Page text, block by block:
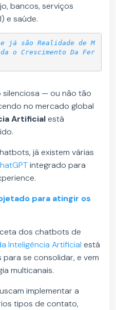
bancos, serviços
e saúde.
já são Realidade de M
o Crescimento Da Fer
silenciosa — ou não tão
no mercado global
Artificialestá
já existem várias
integrado para
para atingir os
dos chatbots de
Inteligência Artificial está
se consolidar, e vem
multicanais.
implementar a
tipos de contato,